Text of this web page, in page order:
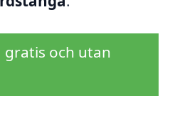
gratis och utan